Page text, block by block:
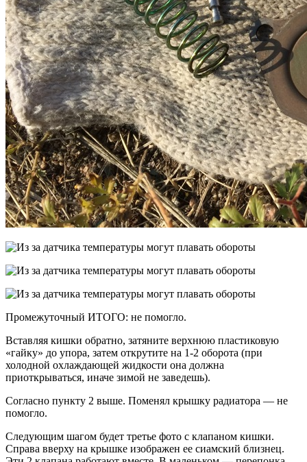
Промежуточный ИТОГО: не помогло.
Вставляя кишки обратно, затяните верхнюю пластиковую
«гайку» до упора, затем открутите на 1-2 оборота (при
холодной охлаждающей жидкости она должна
приоткрываться, иначе зимой не заведешь).
Согласно пункту 2 выше. Поменял крышку радиатора — не
помогло.
Следующим шагом будет третье фото с клапаном кишки.
Справа вверху на крышке изображен ее сиамский близнец.